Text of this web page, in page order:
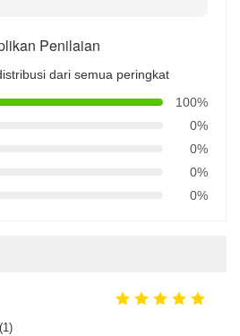
Penilaian
dari semua peringkat
100%
0%
0%
0%
0%